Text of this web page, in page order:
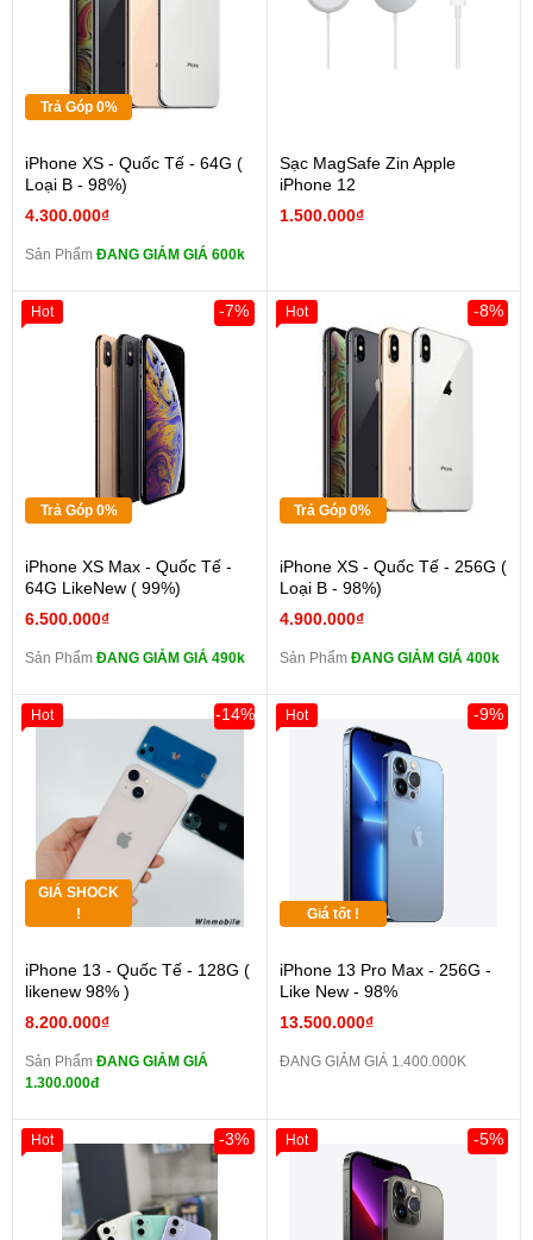
Trả Góp 0%
iPhone XS - Quốc Tế - 64G (
Loại B - 98%)
4.300.000₫
Sản Phẩm ĐANG GIẢM GIÁ 600k
Sạc MagSafe Zin Apple
iPhone 12
1.500.000₫
Trả Góp 0%
iPhone XS Max - Quốc Tế -
64G LikeNew ( 99%)
6.500.000₫
-7%
Sản Phẩm ĐANG GIẢM GIÁ 490k
Hot
Trả Góp 0%
iPhone XS - Quốc Tế - 256G (
Loại B - 98%)
4.900.000₫
-8%
Sản Phẩm ĐANG GIẢM GIÁ 400k
Hot
GIÁ SHOCK
!
iPhone 13 - Quốc Tế - 128G (
likenew 98% )
8.200.000₫
-14%
Sản Phẩm ĐANG GIẢM GIÁ
1.300.000đ
Hot
Giá tốt !
iPhone 13 Pro Max - 256G -
Like New - 98%
13.500.000₫
-9%
ĐANG GIẢM GIÁ 1.400.000K
Hot
-3%
Hot -5%
Hot